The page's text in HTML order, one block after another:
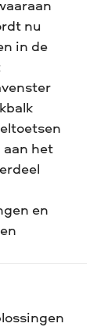
nu
in de
het
en